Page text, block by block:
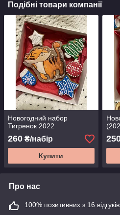
Подібні товари компанії
Новогодний набор
Тигренок 2022
260 ₴/набір
Купити
Про нас
100% позитивних з 16 відгуків